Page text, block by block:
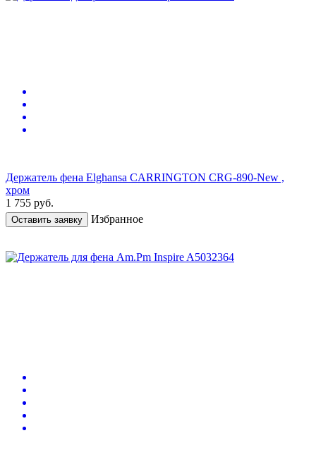
Держатель фена Elghansa CARRINGTON CRG-890-New ,
хром
1 755 руб.
Оставить заявку Избранное